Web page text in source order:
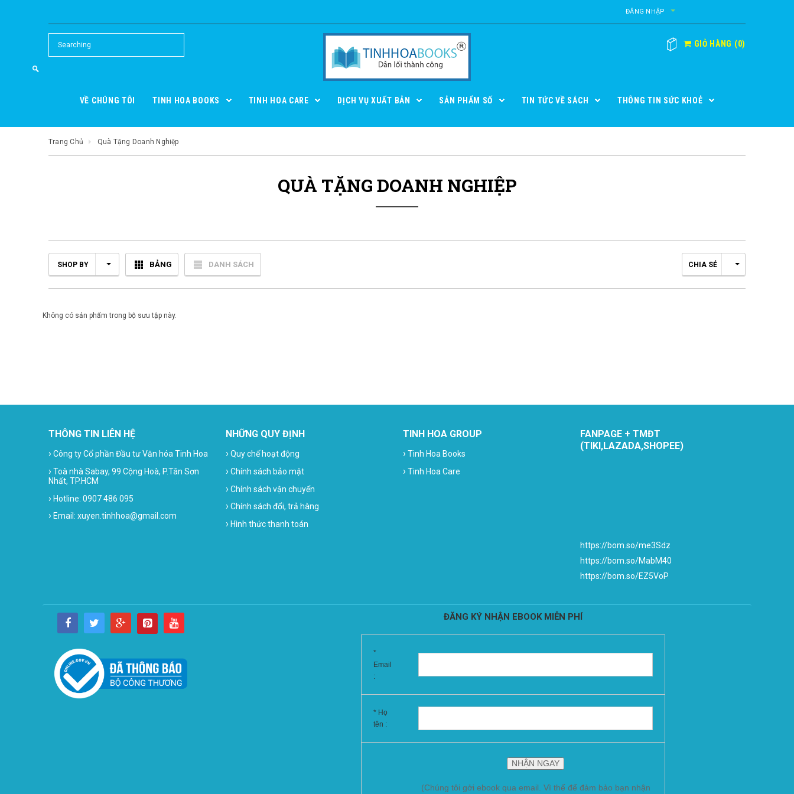
ĐĂNG NHẬP
GIỎ HÀNG (0)
VỀ CHÚNG TÔI TINH HOA BOOKS TINH HOA CARE DỊCH VỤ XUẤT BẢN SẢN PHẨM SỐ TIN TỨC VỀ SÁCH THÔNG TIN SỨC KHOẺ
Trang Chủ Quà Tặng Doanh Nghiệp
QUÀ TẶNG DOANH NGHIỆP
SHOP BY BẢNG DANH SÁCH CHIA SẺ
Không có sản phẩm trong bộ sưu tập này.
THÔNG TIN LIÊN HỆ
› Công ty Cổ phần Đầu tư Văn hóa Tinh Hoa
› Toà nhà Sabay, 99 Cộng Hoà, P.Tân Sơn
Nhất, TP.HCM
› Hotline: 0907 486 095
› Email: xuyen.tinhhoa@gmail.com
NHỮNG QUY ĐỊNH
› Quy chế hoạt động
› Chính sách bảo mật
› Chính sách vận chuyển
› Chính sách đổi, trả hàng
› Hình thức thanh toán
TINH HOA GROUP
› Tinh Hoa Books
› Tinh Hoa Care
FANPAGE + TMĐT
(TIKI,LAZADA,SHOPEE)
https://bom.so/me3Sdz
https://bom.so/MabM40
https://bom.so/EZ5VoP
ĐĂNG KÝ NHẬN EBOOK MIỄN PHÍ
*
Email
:
* Họ
tên :
(Chúng tôi gởi ebook qua email. Vì thế để đảm bảo bạn nhận